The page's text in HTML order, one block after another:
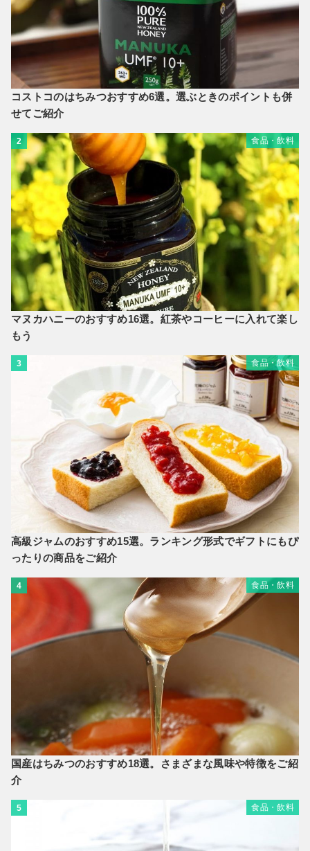
コストコのはちみつおすすめ6選。選ぶときのポイントも併
せてご紹介
2 食品・飲料
マヌカハニーのおすすめ16選。紅茶やコーヒーに入れて楽し
もう
3 食品・飲料
高級ジャムのおすすめ15選。ランキング形式でギフトにもぴ
ったりの商品をご紹介
4 食品・飲料
国産はちみつのおすすめ18選。さまざまな風味や特徴をご紹
介
5 食品・飲料